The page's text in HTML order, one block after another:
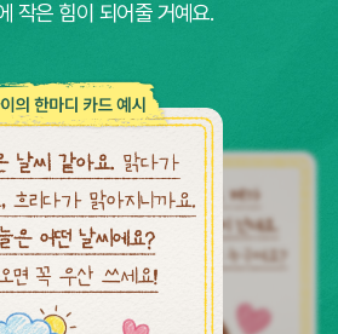
작은 힘이 되어줄 거예요.